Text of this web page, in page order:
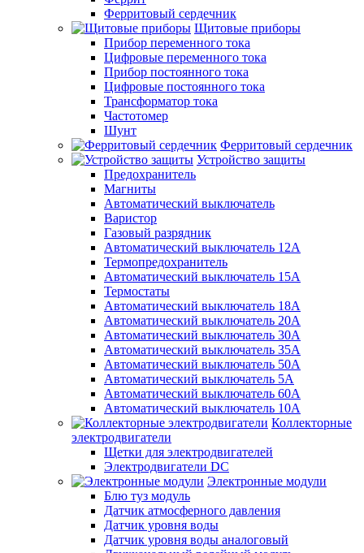
Ферритовый сердечник
Щитовые приборы
Прибор переменного тока
Цифровые переменного тока
Прибор постоянного тока
Цифровые постоянного тока
Трансформатор тока
Частотомер
Шунт
Ферритовый сердечник
Устройство защиты
Предохранитель
Магниты
Автоматический выключатель
Варистор
Газовый разрядник
Автоматический выключатель 12А
Термопредохранитель
Автоматический выключатель 15А
Термостаты
Автоматический выключатель 18А
Автоматический выключатель 20А
Автоматический выключатель 30А
Автоматический выключатель 35А
Автоматический выключатель 50А
Автоматический выключатель 5А
Автоматический выключатель 60А
Автоматический выключатель 10А
Коллекторные
электродвигатели
Щетки для электродвигателей
Электродвигатели DC
Электронные модули
Блю туз модуль
Датчик атмосферного давления
Датчик уровня воды
Датчик уровня воды аналоговый